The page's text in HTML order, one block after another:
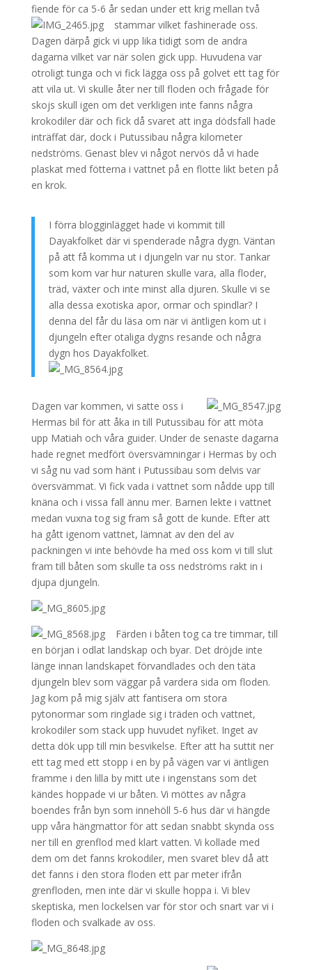
fiende för ca 5-6 år sedan under ett krig mellan två
stammar vilket fashinerade oss.
Dagen därpå gick vi upp lika tidigt som de andra
dagarna vilket var när solen gick upp. Huvudena var
otroligt tunga och vi fick lägga oss på golvet ett tag för
att vila ut. Vi skulle åter ner till floden och frågade för
skojs skull igen om det verkligen inte fanns några
krokodiler där och fick då svaret att inga dödsfall hade
inträffat där, dock i Putussibau några kilometer
nedströms. Genast blev vi något nervös då vi hade
plaskat med fötterna i vattnet på en flotte likt beten på
en krok.
I förra blogginlägget hade vi kommit till
Dayakfolket där vi spenderade några dygn. Väntan
på att få komma ut i djungeln var nu stor. Tankar
som kom var hur naturen skulle vara, alla floder,
träd, växter och inte minst alla djuren. Skulle vi se
alla dessa exotiska apor, ormar och spindlar? I
denna del får du läsa om när vi äntligen kom ut i
djungeln efter otaliga dygns resande och några
dygn hos Dayakfolket.
Dagen var kommen, vi satte oss i
Hermas bil för att åka in till Putussibau för att möta
upp Matiah och våra guider. Under de senaste dagarna
hade regnet medfört översvämningar i Hermas by och
vi såg nu vad som hänt i Putussibau som delvis var
översvämmat. Vi fick vada i vattnet som nådde upp till
knäna och i vissa fall ännu mer. Barnen lekte i vattnet
medan vuxna tog sig fram så gott de kunde. Efter att
ha gått igenom vattnet, lämnat av den del av
packningen vi inte behövde ha med oss kom vi till slut
fram till båten som skulle ta oss nedströms rakt in i
djupa djungeln.
Färden i båten tog ca tre timmar, till
en början i odlat landskap och byar. Det dröjde inte
länge innan landskapet förvandlades och den täta
djungeln blev som väggar på vardera sida om floden.
Jag kom på mig själv att fantisera om stora
pytonormar som ringlade sig i träden och vattnet,
krokodiler som stack upp huvudet nyfiket. Inget av
detta dök upp till min besvikelse. Efter att ha suttit ner
ett tag med ett stopp i en by på vägen var vi äntligen
framme i den lilla by mitt ute i ingenstans som det
kändes hoppade vi ur båten. Vi möttes av några
boendes från byn som innehöll 5-6 hus där vi hängde
upp våra hängmattor för att sedan snabbt skynda oss
ner till en grenflod med klart vatten. Vi kollade med
dem om det fanns krokodiler, men svaret blev då att
det fanns i den stora floden ett par meter ifrån
grenfloden, men inte där vi skulle hoppa i. Vi blev
skeptiska, men lockelsen var för stor och snart var vi i
floden och svalkade av oss.